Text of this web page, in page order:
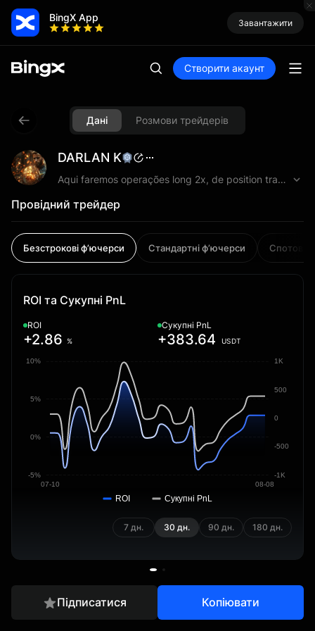
BingX App Завантажити
Створити акаунт
Дані Розмови трейдерів
DARLAN K
Aqui faremos operações long 2x, de position trade, somente em BITCOIN. -Darlan k
Підписатися Копіювати
Провідний трейдер
Безстрокові ф’ючерси Стандартні ф’ючерси Спотовий
ROI та Сукупні PnL
ROI
+2.86 %
Сукупні PnL
+383.64 USDT
-5%
0%
5%
10%
-1K
-500
0
500
1K
07-10 08-08
ROI Сукупні PnL
7 дн. 30 дн. 90 дн. 180 дн.
Огляд Позиції Торги Дані копітрейдерів